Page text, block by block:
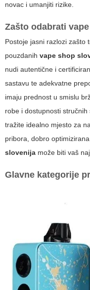
novac i umanjiti rizike.
Zašto odabrati
Postoje jasni razlozi zašto
pouzdanih vape shop
nudi autentične i
sastavu te adekvatne
imaju prednost u smislu
robe i dostupnosti
tražite idealno mjesto za
pribora, dobro
slovenija može biti vaš
Glavne kategorije